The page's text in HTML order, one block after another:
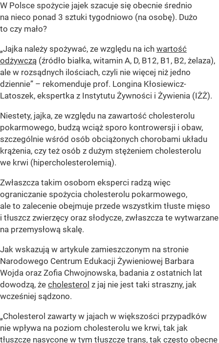
W Polsce spożycie jajek szacuje się obecnie średnio
na nieco ponad 3 sztuki tygodniowo (na osobę). Dużo
to czy mało?
„Jajka należy spożywać, ze względu na ich wartość
odżywczą (źródło białka, witamin A, D, B12, B1, B2, żelaza),
ale w rozsądnych ilościach, czyli nie więcej niż jedno
dziennie” – rekomenduje prof. Longina Kłosiewicz-
Latoszek, ekspertka z Instytutu Żywności i Żywienia (IŻŻ).
Niestety, jajka, ze względu na zawartość cholesterolu
pokarmowego, budzą wciąż sporo kontrowersji i obaw,
szczególnie wśród osób obciążonych chorobami układu
krążenia, czy też osób z dużym stężeniem cholesterolu
we krwi (hipercholesterolemią).
Zwłaszcza takim osobom eksperci radzą więc
ograniczanie spożycia cholesterolu pokarmowego,
ale to zalecenie obejmuje przede wszystkim tłuste mięso
i tłuszcz zwierzęcy oraz słodycze, zwłaszcza te wytwarzane
na przemysłową skalę.
Jak wskazują w artykule zamieszczonym na stronie
Narodowego Centrum Edukacji Żywieniowej Barbara
Wojda oraz Zofia Chwojnowska, badania z ostatnich lat
dowodzą, że cholesterol z jaj nie jest taki straszny, jak
wcześniej sądzono.
„Cholesterol zawarty w jajach w większości przypadków
nie wpływa na poziom cholesterolu we krwi, tak jak
tłuszcze nasycone w tym tłuszcze trans, tak często obecne